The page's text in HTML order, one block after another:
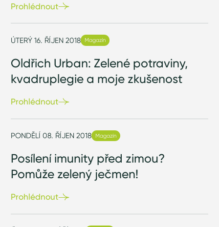
Prohlédnout
ÚTERÝ 16. ŘÍJEN 2018 Magazín
Oldřich Urban: Zelené potraviny,
kvadruplegie a moje zkušenost
Prohlédnout
PONDĚLÍ 08. ŘÍJEN 2018 Magazín
Posílení imunity před zimou?
Pomůže zelený ječmen!
Prohlédnout